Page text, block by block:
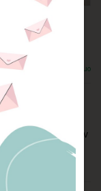
Διαθέσιμο
Σε αυτόν τον
σας καλούν! Τί